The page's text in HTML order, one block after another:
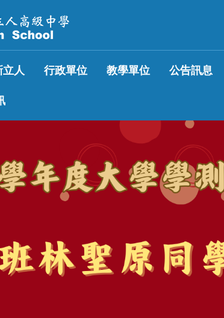
立人 行政單位 教學單位 公告訊息